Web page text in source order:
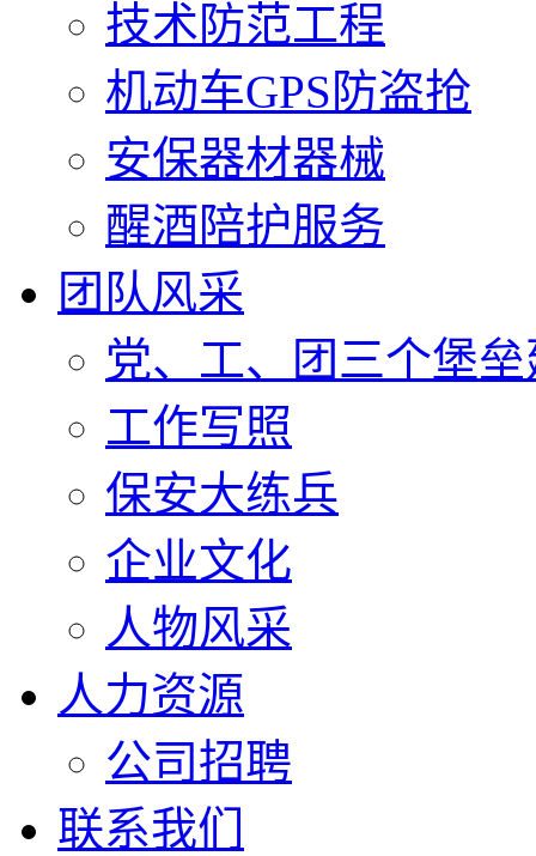
技术防范工程
机动车GPS防盗抢
安保器材器械
醒酒陪护服务
团队风采
党、工、团三个堡
工作写照
保安大练兵
企业文化
人物风采
人力资源
公司招聘
联系我们